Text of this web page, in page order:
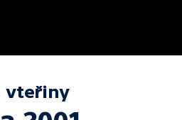
vteřiny